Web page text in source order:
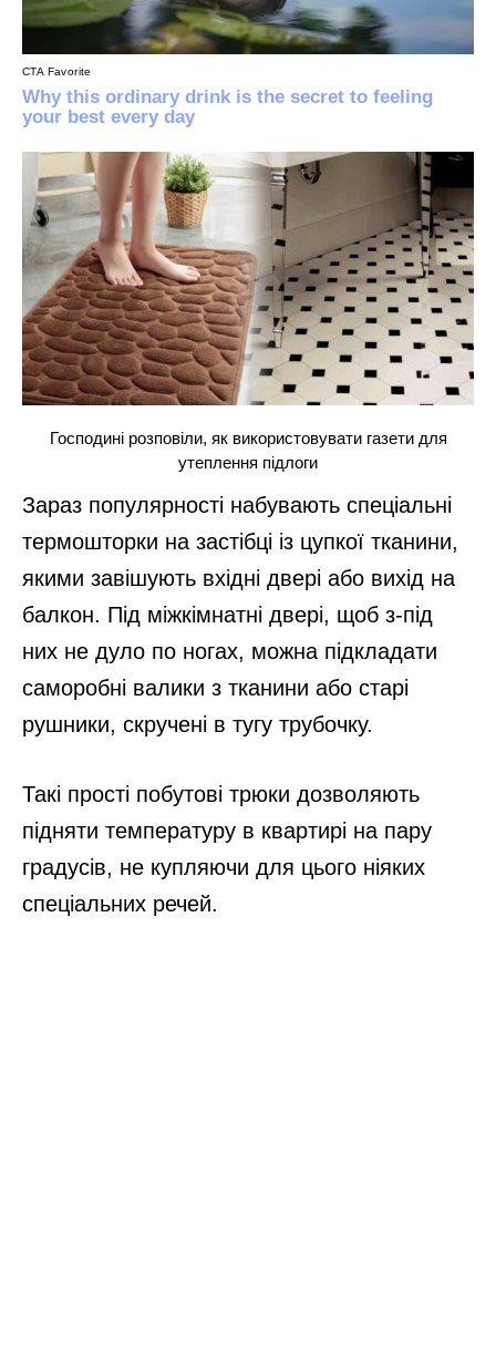
Господині розповіли, як використовувати газети для
утеплення підлоги
Зараз популярності набувають спеціальні
термошторки на застібці із цупкої тканини,
якими завішують вхідні двері або вихід на
балкон. Під міжкімнатні двері, щоб з-під
них не дуло по ногах, можна підкладати
саморобні валики з тканини або старі
рушники, скручені в тугу трубочку.
Такі прості побутові трюки дозволяють
підняти температуру в квартирі на пару
градусів, не купляючи для цього ніяких
спеціальних речей.